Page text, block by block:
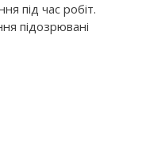
під час робіт.
підозрювані